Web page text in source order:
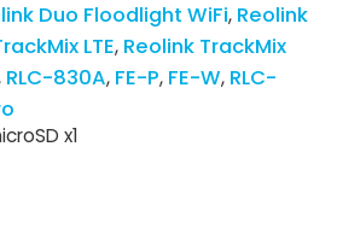
Duo Floodlight WiFi Reolink
LTE Reolink TrackMix
RLC-830A FE-P FE-W RLC-
x1